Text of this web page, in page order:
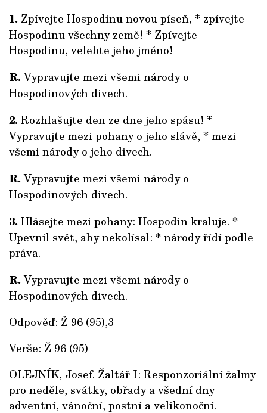
1. Zpívejte Hospodinu novou píseň, * zpívejte
Hospodinu všechny země! * Zpívejte
Hospodinu, velebte jeho jméno!
R.Vypravujte mezi všemi národy o
Hospodinových divech.
2. Rozhlašujte den ze dne jeho spásu! *
Vypravujte mezi pohany o jeho slávě, * mezi
všemi národy o jeho divech.
R.Vypravujte mezi všemi národy o
Hospodinových divech.
3. Hlásejte mezi pohany: Hospodin kraluje. *
Upevnil svět, aby nekolísal: * národy řídí podle
práva.
R.Vypravujte mezi všemi národy o
Hospodinových divech.
Odpověď: Ž 96 (95),3
Verše: Ž 96 (95)
OLEJNÍK, Josef. Žaltář I: Responzoriální žalmy
pro neděle, svátky, obřady a všední dny
adventní, vánoční, postní a velikonoční.